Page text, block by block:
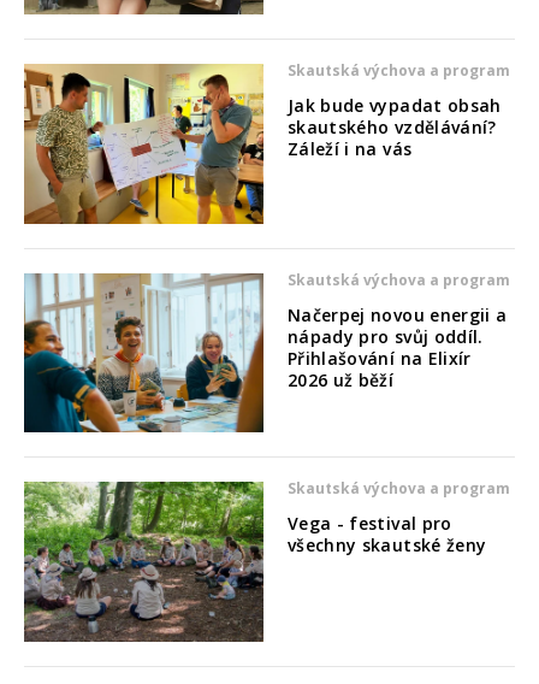
Skautská výchova a program
Jak bude vypadat obsah
skautského vzdělávání?
Záleží i na vás
Skautská výchova a program
Načerpej novou energii a
nápady pro svůj oddíl.
Přihlašování na Elixír
2026 už běží
Skautská výchova a program
Vega - festival pro
všechny skautské ženy